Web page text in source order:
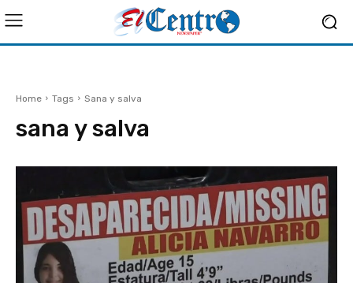
Home Tags Sana y salva
sana y salva